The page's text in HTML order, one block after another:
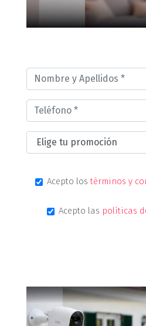
Acepto lostérminos y
Acepto las políticas